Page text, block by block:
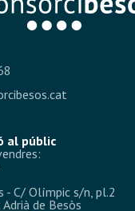
al públic
- C/ Olímpic s/n, pl.2
de Besòs